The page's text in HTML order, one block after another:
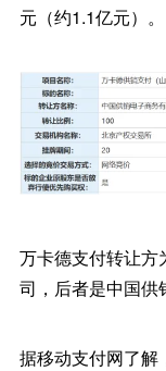
元（约1.1亿元）。
万卡德支付转让方
司，后者是中国供
据移动支付网了解